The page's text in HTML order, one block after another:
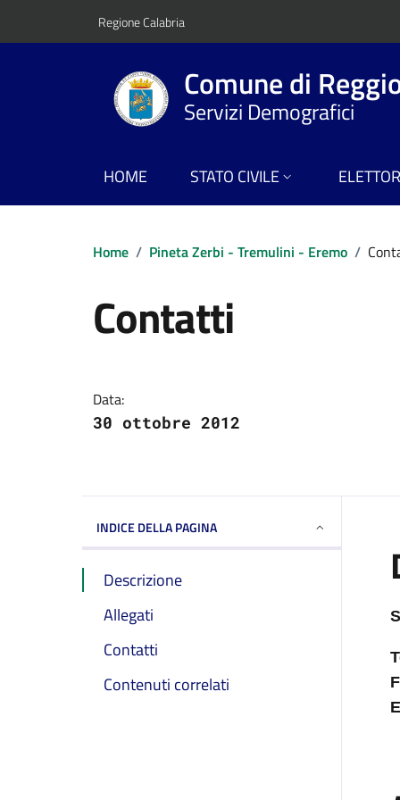
Regione Calabria
Comune di
Servizi Demografici
HOME STATO CIVILE
Home / Pineta Zerbi - Tremulini - Eremo /
Contatti
Data:
30 ottobre 2012
INDICE DELLA PAGINA
Descrizione
Allegati
Contatti
Contenuti correlati